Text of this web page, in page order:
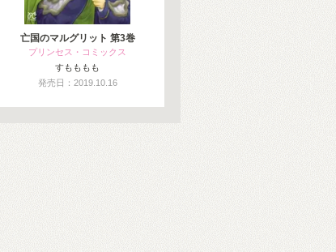
亡国のマルグリット 第3巻
プリンセス・コミックス
すもももも
発売日：2019.10.16